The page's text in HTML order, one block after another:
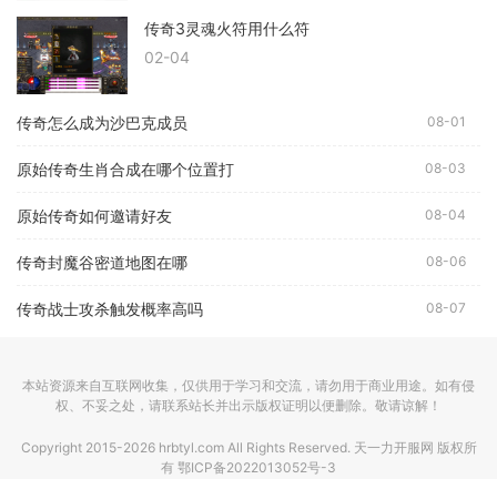
传奇3灵魂火符用什么符
02-04
传奇怎么成为沙巴克成员 08-01
原始传奇生肖合成在哪个位置打 08-03
原始传奇如何邀请好友 08-04
传奇封魔谷密道地图在哪 08-06
传奇战士攻杀触发概率高吗 08-07
本站资源来自互联网收集，仅供用于学习和交流，请勿用于商业用途。如有侵
权、不妥之处，请联系站长并出示版权证明以便删除。敬请谅解！
Copyright 2015-2026 hrbtyl.com All Rights Reserved. 天一力开服网 版权所
有 鄂ICP备2022013052号-3